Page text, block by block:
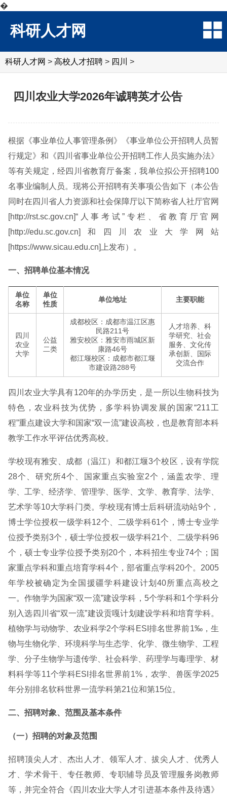
�
科研人才网
科研人才网 > 高校人才招聘 > 四川 >
四川农业大学2026年诚聘英才公告
根据《事业单位人事管理条例》《事业单位公开招聘人员暂
行规定》和《四川省事业单位公开招聘工作人员实施办法》
等有关规定，经四川省教育厅备案，我单位拟公开招聘100
名事业编制人员。现将公开招聘有关事项公告如下（本公告
同时在四川省人力资源和社会保障厅以下简称省人社厅官网
[http://rst.sc.gov.cn]“人事考试”专栏、省教育厅官网
[http://edu.sc.gov.cn]和四川农业大学网站
[https://www.sicau.edu.cn]上发布）。
一、招聘单位基本情况
单位
名称
单位
性质
单位地址 主要职能
四川
农业
大学
公益
二类
成都校区：成都市温江区惠
民路211号
雅安校区：雅安市雨城区新
康路46号
都江堰校区：成都市都江堰
市建设路288号
人才培养、科
学研究、社会
服务、文化传
承创新、国际
交流合作
四川农业大学具有120年的办学历史，是一所以生物科技为
特色，农业科技为优势，多学科协调发展的国家“211工
程”重点建设大学和国家“双一流”建设高校，也是教育部本科
教学工作水平评估优秀高校。
学校现有雅安、成都（温江）和都江堰3个校区，设有学院
28个、研究所4个、国家重点实验室2个，涵盖农学、理
学、工学、经济学、管理学、医学、文学、教育学、法学、
艺术学等10大学科门类。学校现有博士后科研流动站9个，
博士学位授权一级学科12个、二级学科61个，博士专业学
位授予类别3个，硕士学位授权一级学科21个、二级学科96
个，硕士专业学位授予类别20个，本科招生专业74个；国
家重点学科和重点培育学科4个，部省重点学科20个。2005
年学校被确定为全国援疆学科建设计划40所重点高校之
一。作物学为国家“双一流”建设学科，5个学科和1个学科分
别入选四川省“双一流”建设贡嘎计划建设学科和培育学科。
植物学与动物学、农业科学2个学科ESI排名世界前1‰，生
物与生物化学、环境科学与生态学、化学、微生物学、工程
学、分子生物学与遗传学、社会科学、药理学与毒理学、材
料科学等11个学科ESI排名世界前1%，农学、兽医学2025
年分别排名软科世界一流学科第21位和第15位。
二、招聘对象、范围及基本条件
（一）招聘的对象及范围
招聘顶尖人才、杰出人才、领军人才、拔尖人才、优秀人
才、学术骨干、专任教师、专职辅导员及管理服务岗教师
等，并完全符合《四川农业大学人才引进基本条件及待遇》